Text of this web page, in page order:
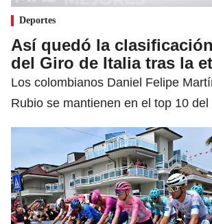
Deportes
Así quedó la
del Giro de Italia tras la
Los colombianos Daniel Felipe
Rubio se mantienen en el top 10